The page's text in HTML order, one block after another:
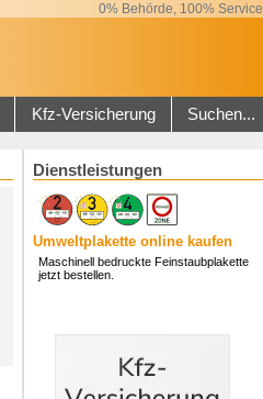
0% Behörde, 100% Service
Kfz-Versicherung Suchen...
Dienstleistungen
Umweltplakette online kaufen
Maschinell bedruckte Feinstaubplakette
jetzt bestellen.